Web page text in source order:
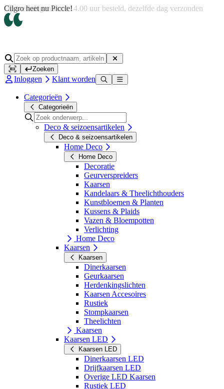
Op werkdagen voor 14.00 uur besteld, dezelfde dag verzonden
Zoeken
Inloggen Klant worden
Categorieën
Categorieën
Deco & seizoensartikelen
Deco & seizoensartikelen
Home Deco
Home Deco
Decoratie
Geurverspreiders
Kaarsen
Kandelaars & Theelichthouders
Kunstbloemen & Planten
Kussens & Plaids
Vazen & Bloempotten
Verlichting
Home Deco
Kaarsen
Kaarsen
Dinerkaarsen
Geurkaarsen
Herdenkingslichten
Kaarsen Accesoires
Rustiek
Stompkaarsen
Theelichten
Kaarsen
Kaarsen LED
Kaarsen LED
Dinerkaarsen LED
Drijfkaarsen LED
Overige LED Kaarsen
Rustiek LED